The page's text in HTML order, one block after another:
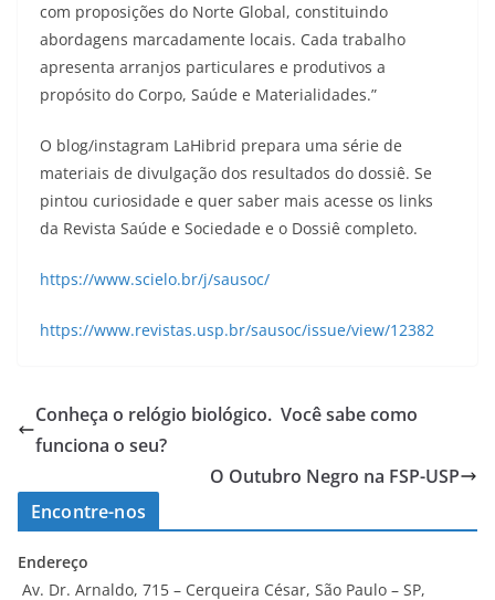
com proposições do Norte Global, constituindo
abordagens marcadamente locais. Cada trabalho
apresenta arranjos particulares e produtivos a
propósito do Corpo, Saúde e Materialidades.”
O blog/instagram LaHibrid prepara uma série de
materiais de divulgação dos resultados do dossiê. Se
pintou curiosidade e quer saber mais acesse os links
da Revista Saúde e Sociedade e o Dossiê completo.
https://www.scielo.br/j/sausoc/
https://www.revistas.usp.br/sausoc/issue/view/12382
Conheça o relógio biológico. Você sabe como
funciona o seu?
O Outubro Negro na FSP-USP
Encontre-nos
Endereço
Av. Dr. Arnaldo, 715 – Cerqueira César, São Paulo – SP,